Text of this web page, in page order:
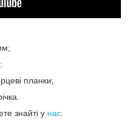
планки;
знайті у нас